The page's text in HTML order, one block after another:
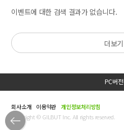
이벤트에 대한 검색 결과가 없습니다.
더보기
PC버전
회사소개 이용약관
개인정보처리방침
Copyright © GILBUT Inc. All rights reserved.